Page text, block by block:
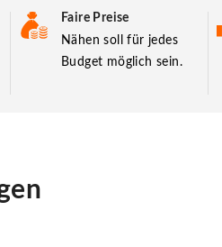
Faire Preise
Nähen soll für jedes
Budget möglich sein.